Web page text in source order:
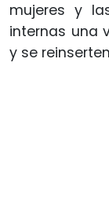
mujeres y
internas una
y se